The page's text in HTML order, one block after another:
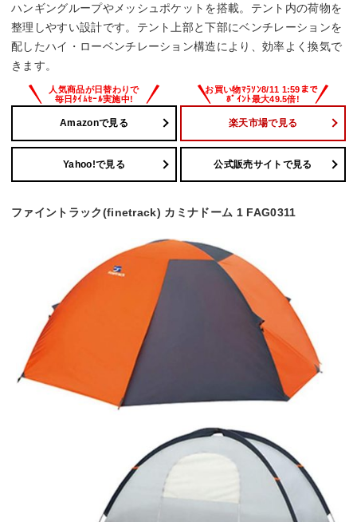
ハンギングループやメッシュポケットを搭載。テント内の荷物を
整理しやすい設計です。テント上部と下部にベンチレーションを
配したハイ・ローベンチレーション構造により、効率よく換気で
きます。
Amazonで見る 楽天市場で見る
Yahoo!で見る 公式販売サイトで見る
ファイントラック(finetrack) カミナドーム 1 FAG0311